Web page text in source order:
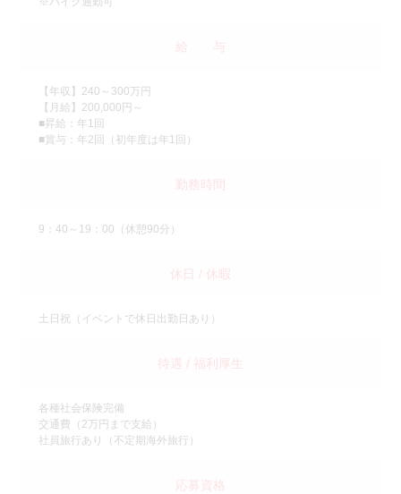
給 与
【年収】240～300万円
【月給】200,000円～
■昇給：年1回
■賞与：年2回（初年度は年1回）
勤務時間
9：40～19：00（休憩90分）
休日 / 休暇
土日祝（イベントで休日出勤日あり）
待遇 / 福利厚生
各種社会保険完備
交通費（2万円まで支給）
社員旅行あり（不定期海外旅行）
応募資格